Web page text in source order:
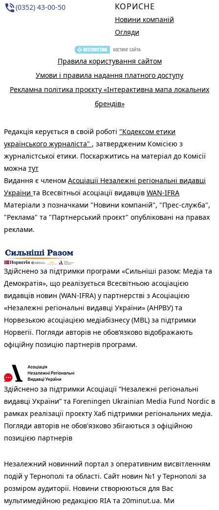
phone_in_talk(0352) 43-00-50 КОРИСНЕ
Новини компаній
Огляди
Правила користування сайтом
Умови і правила надання платного доступу
Рекламна політика проєкту «Інтерактивна мапа локальних
брендів»
Редакція керується в своїй роботі "Кодексом етики
українського журналіста" , затвердженим Комісією з
журналістської етики. Поскаржитись на матеріал до Комісії
можна тут
Видання є членом Асоціації Незалежні регіональні видавці
України та Всесвітньої асоціації видавців WAN-IFRA
Матеріали з позначками "Новини компаній", "Прес-служба",
"Реклама" та "Партнерський проєкт" опубліковані на правах
реклами.
Здійснено за підтримки програми «Сильніші разом: Медіа та
Демократія», що реалізується Всесвітньою асоціацією
видавців новин (WAN-IFRA) у партнерстві з Асоціацією
«Незалежні регіональні видавці України» (АНРВУ) та
Норвезькою асоціацією медіабізнесу (MBL) за підтримки
Норвегії. Погляди авторів не обов’язково відображають
офіційну позицію партнерів програми.
Здійснено за підтримки Асоціації “Незалежні регіональні
видавці України” та Foreningen Ukrainian Media Fund Nordic в
рамках реалізації проєкту Хаб підтримки регіональних медіа.
Погляди авторів не обов'язково збігаються з офіційною
позицією партнерів
Незалежний новинний портал з оперативним висвітленням
подій у Тернополі та області. Сайт новин №1 у Тернополі за
розміром аудиторії. Новини створюються для Вас
мультимедійною редакцією RIA та 20minut.ua. Ми